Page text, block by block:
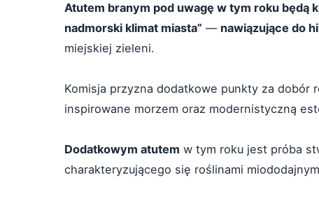
Atutem branym pod uwagę w tym roku będą
nadmorski klimat miasta” — nawiązujące do
miejskiej zieleni.
Komisja przyzna dodatkowe punkty za dobór
inspirowane morzem oraz modernistyczną
Dodatkowym atutem w tym roku jest próba
charakteryzującego się roślinami